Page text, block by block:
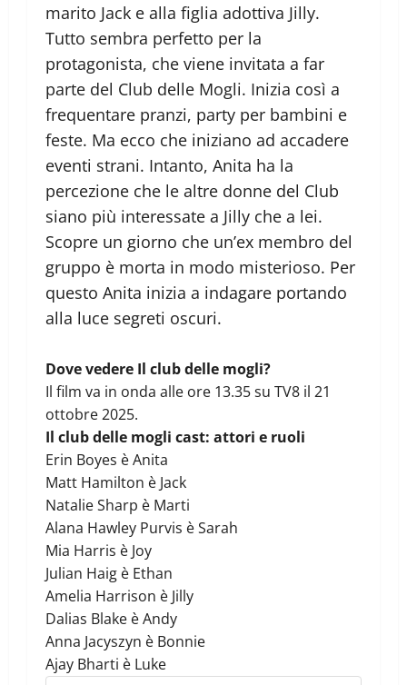
marito Jack e alla figlia adottiva Jilly.
Tutto sembra perfetto per la
protagonista, che viene invitata a far
parte del Club delle Mogli. Inizia così a
frequentare pranzi, party per bambini e
feste. Ma ecco che iniziano ad accadere
eventi strani. Intanto, Anita ha la
percezione che le altre donne del Club
siano più interessate a Jilly che a lei.
Scopre un giorno che un’ex membro del
gruppo è morta in modo misterioso. Per
questo Anita inizia a indagare portando
alla luce segreti oscuri.
Dove vedere Il club delle mogli?
Il film va in onda alle ore 13.35 su TV8 il 21
ottobre 2025.
Il club delle mogli cast: attori e ruoli
Erin Boyes è Anita
Matt Hamilton è Jack
Natalie Sharp è Marti
Alana Hawley Purvis è Sarah
Mia Harris è Joy
Julian Haig è Ethan
Amelia Harrison è Jilly
Dalias Blake è Andy
Anna Jacyszyn è Bonnie
Ajay Bharti è Luke